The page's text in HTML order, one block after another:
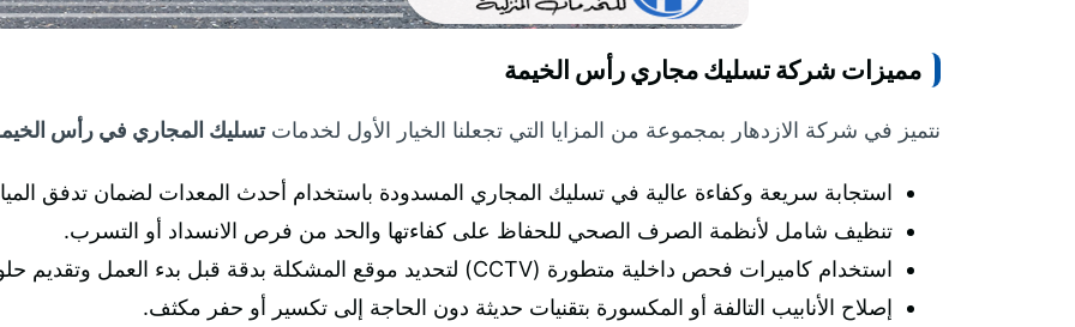
مميزات شركة تسليك مجاري رأس الخيمة
نتميز في شركة الازدهار بمجموعة من المزايا التي تجعلنا الخيار الأول لخدماتتسليك المجاري في رأس
استجابة سريعة وكفاءة عالية في تسليك المجاري المسدودة باستخدام أحدث المعدات لضمان تدفق
تنظيف شامل لأنظمة الصرف الصحي للحفاظ على كفاءتها والحد من فرص الانسداد أو التسرب.
استخدام كاميرات فحص داخلية متطورة (CCTV) لتحديد موقع المشكلة بدقة قبل بدء العمل وتقديم حلول دقيقة وموجهة.
إصلاح الأنابيب التالفة أو المكسورة بتقنيات حديثة دون الحاجة إلى تكسير أو حفر مكثف.